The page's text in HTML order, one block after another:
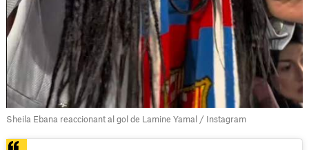
Sheila Ebana reaccionant al gol de Lamine Yamal / Instagram